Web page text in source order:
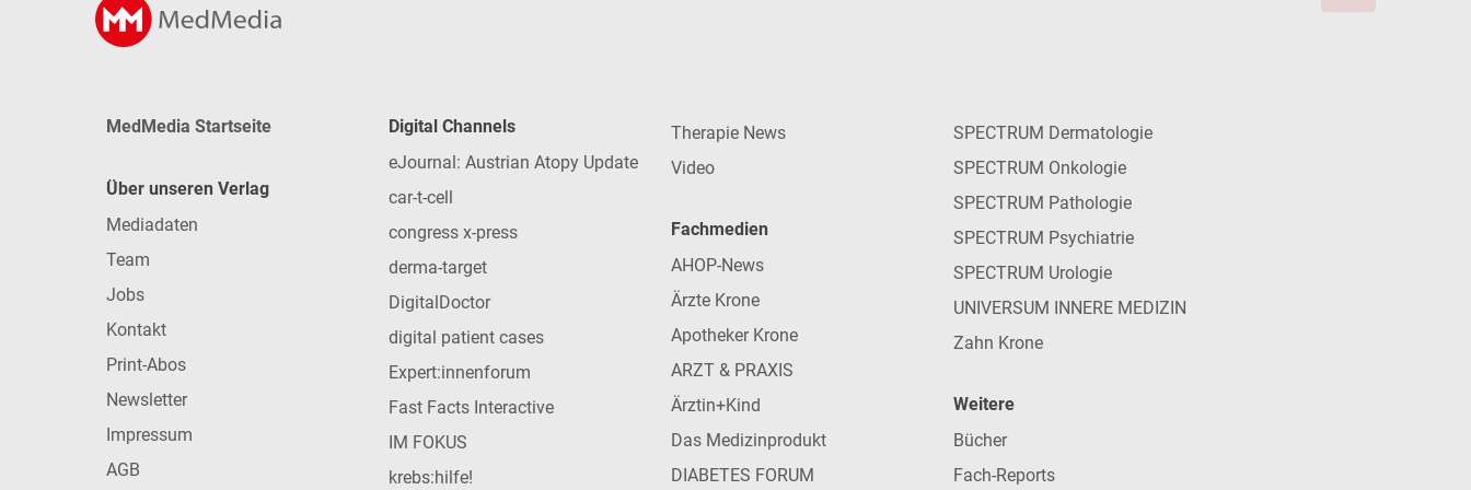
MedMedia Startseite
Über unseren Verlag
Mediadaten
Team
Jobs
Kontakt
Print-Abos
Newsletter
Impressum
AGB
Digital Channels
eJournal: Austrian Atopy Update
car-t-cell
congress x-press
derma-target
DigitalDoctor
digital patient cases
Expert:innenforum
Fast Facts Interactive
IM FOKUS
krebs:hilfe!
Therapie News
Video
Fachmedien
AHOP-News
Ärzte Krone
Apotheker Krone
ARZT & PRAXIS
Ärztin+Kind
Das Medizinprodukt
DIABETES FORUM
SPECTRUM Dermatologie
SPECTRUM Onkologie
SPECTRUM Pathologie
SPECTRUM Psychiatrie
SPECTRUM Urologie
UNIVERSUM INNERE MEDIZIN
Zahn Krone
Weitere
Bücher
Fach-Reports